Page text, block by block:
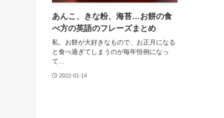
あんこ、きな粉、海苔…お餅の食
べ方の英語のフレーズまとめ
私、お餅が大好きなもので、お正月になる
と食べ過ぎてしまうのが毎年恒例になっ
て...
2022-01-14